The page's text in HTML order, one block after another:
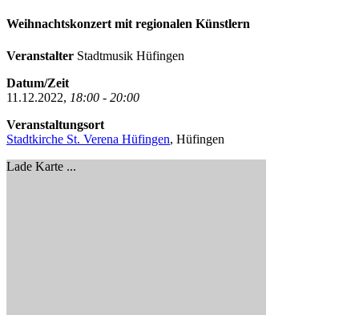
Weihnachtskonzert mit regionalen Künstlern
Veranstalter Stadtmusik Hüfingen
Datum/Zeit
11.12.2022, 18:00 - 20:00
Veranstaltungsort
Stadtkirche St. Verena Hüfingen, Hüfingen
Lade Karte ...